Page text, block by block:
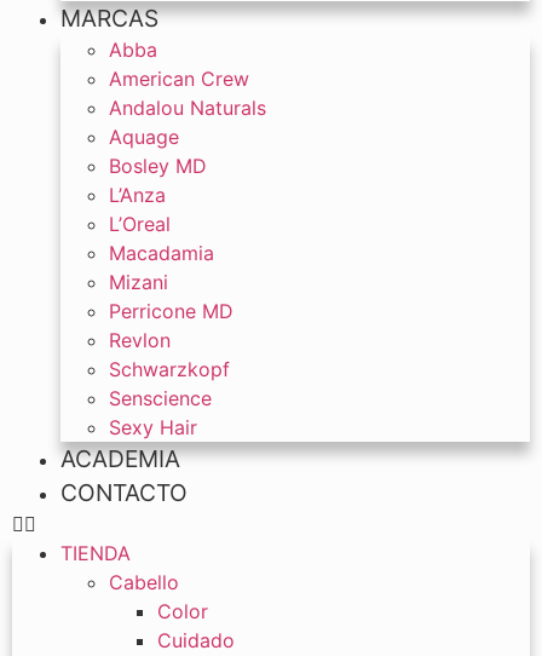
MARCAS
Abba
American Crew
Andalou Naturals
Aquage
Bosley MD
L’Anza
L’Oreal
Macadamia
Mizani
Perricone MD
Revlon
Schwarzkopf
Senscience
Sexy Hair
ACADEMIA
CONTACTO
TIENDA
Cabello
Color
Cuidado